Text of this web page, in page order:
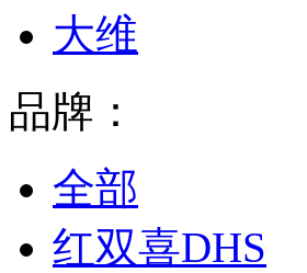
大维
品牌：
全部
红双喜DHS